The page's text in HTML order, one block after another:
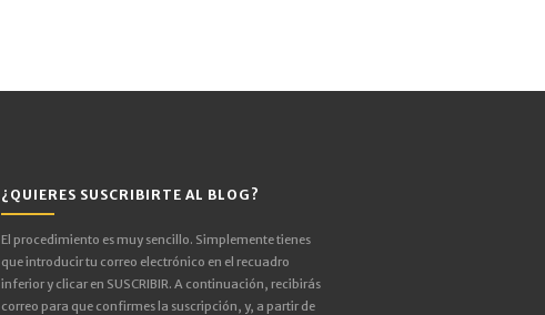
¿QUIERES SUSCRIBIRTE AL BLOG?
El procedimiento es muy sencillo. Simplemente tienes
que introducir tu correo electrónico en el recuadro
inferior y clicar en SUSCRIBIR. A continuación, recibirás
correo para que confirmes la suscripción, y, a partir de